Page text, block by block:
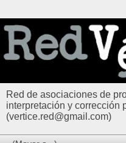
Red de asociaciones de
interpretación y corrección
(vertice.red@gmail.com)